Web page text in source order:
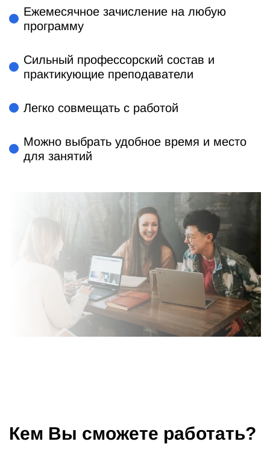
Ежемесячное зачисление на любую
программу
Сильный профессорский состав и
практикующие преподаватели
Легко совмещать с работой
Можно выбрать удобное время и место
для занятий
Кем Вы сможете работать?